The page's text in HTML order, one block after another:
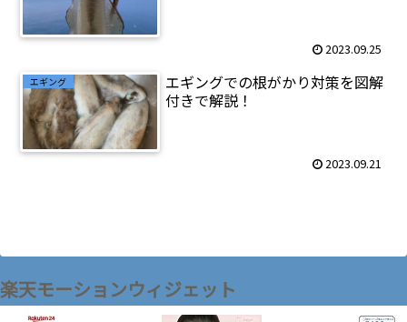
2023.09.25
エギング
エギングでの根がかり対策を図解
付きで解説！
2023.09.21
楽天モーションウィジェット